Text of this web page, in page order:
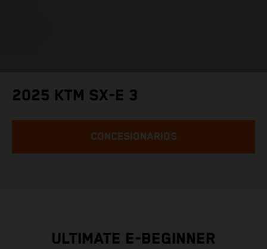
2025 KTM SX-E 3
CONCESIONARIOS
ULTIMATE E-BEGINNER